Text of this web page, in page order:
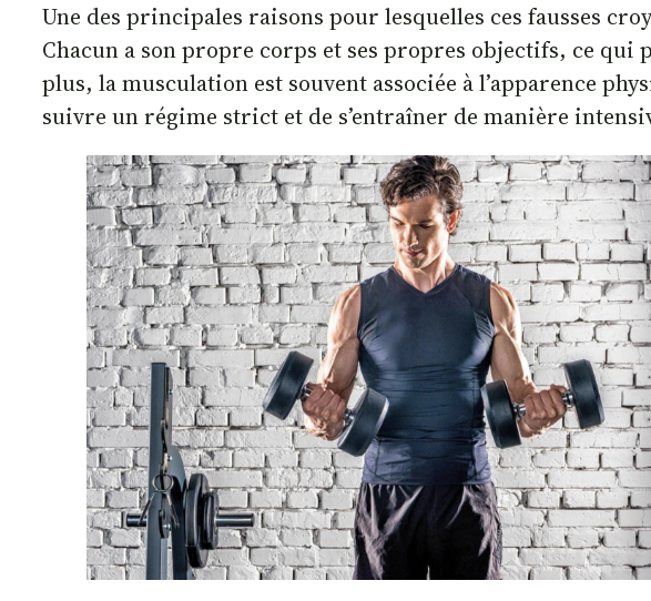
Une des principales raisons pour lesquelles ces fausses
Chacun a son propre corps et ses propres objectifs, ce
plus, la musculation est souvent associée à l’apparence
suivre un régime strict et de s’entraîner de manière